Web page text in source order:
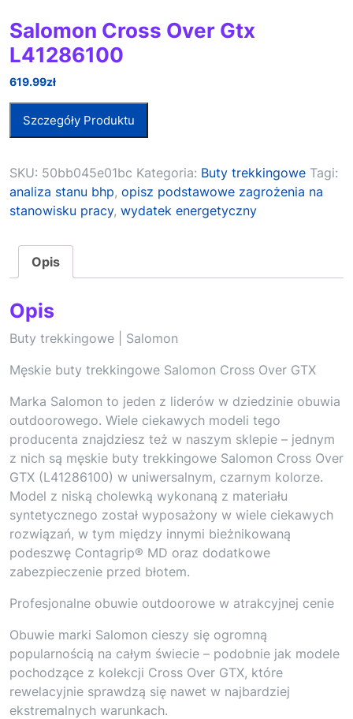
Salomon Cross Over Gtx
L41286100
619.99zł
Szczegóły Produktu
SKU: 50bb045e01bc Kategoria: Buty trekkingowe Tagi:
analiza stanu bhp, opisz podstawowe zagrożenia na
stanowisku pracy, wydatek energetyczny
Opis
Opis
Buty trekkingowe | Salomon
Męskie buty trekkingowe Salomon Cross Over GTX
Marka Salomon to jeden z liderów w dziedzinie obuwia
outdoorowego. Wiele ciekawych modeli tego
producenta znajdziesz też w naszym sklepie – jednym
z nich są męskie buty trekkingowe Salomon Cross Over
GTX (L41286100) w uniwersalnym, czarnym kolorze.
Model z niską cholewką wykonaną z materiału
syntetycznego został wyposażony w wiele ciekawych
rozwiązań, w tym między innymi bieżnikowaną
podeszwę Contagrip® MD oraz dodatkowe
zabezpieczenie przed błotem.
Profesjonalne obuwie outdoorowe w atrakcyjnej cenie
Obuwie marki Salomon cieszy się ogromną
popularnością na całym świecie – podobnie jak modele
pochodzące z kolekcji Cross Over GTX, które
rewelacyjnie sprawdzą się nawet w najbardziej
ekstremalnych warunkach.